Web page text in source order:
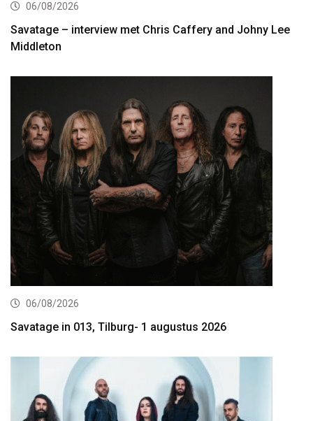
06/08/2026
Savatage – interview met Chris Caffery and Johny Lee
Middleton
06/08/2026
Savatage in 013, Tilburg- 1 augustus 2026